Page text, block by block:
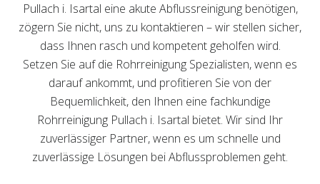
Pullach i. Isartal eine akute Abflussreinigung benötigen,
zögern Sie nicht, uns zu kontaktieren – wir stellen sicher,
dass Ihnen rasch und kompetent geholfen wird.
Setzen Sie auf die Rohrreinigung Spezialisten, wenn es
darauf ankommt, und profitieren Sie von der
Bequemlichkeit, den Ihnen eine fachkundige
Rohrreinigung Pullach i. Isartal bietet. Wir sind Ihr
zuverlässiger Partner, wenn es um schnelle und
zuverlässige Lösungen bei Abflussproblemen geht.